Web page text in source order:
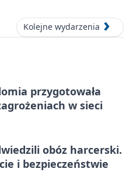
Kolejne wydarzenia
przygotowała
w sieci
obóz harcerski.
i bezpieczeństwie